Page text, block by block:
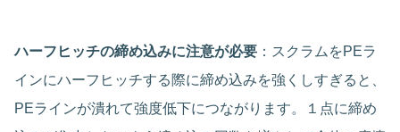
ハーフヒッチの締め込みに注意が必要 ：スクラムをPEラ
インにハーフヒッチする際に締め込みを強くしすぎると、
PEラインが潰れて強度低下につながります。１点に締め